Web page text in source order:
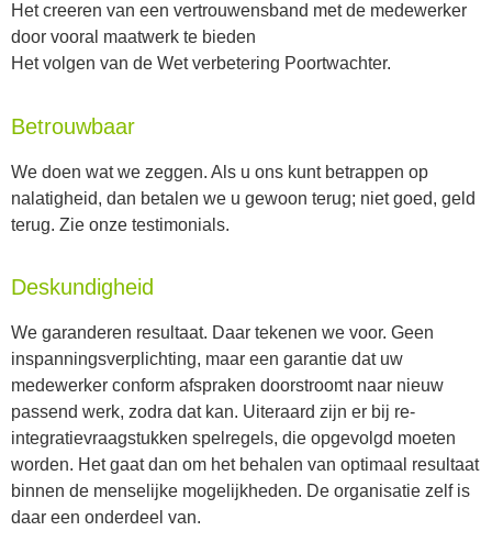
Het creeren van een vertrouwensband met de medewerker
door vooral maatwerk te bieden
Het volgen van de Wet verbetering Poortwachter.
Betrouwbaar
We doen wat we zeggen. Als u ons kunt betrappen op
nalatigheid, dan betalen we u gewoon terug; niet goed, geld
terug. Zie onze testimonials.
Deskundigheid
We garanderen resultaat. Daar tekenen we voor. Geen
inspanningsverplichting, maar een garantie dat uw
medewerker conform afspraken doorstroomt naar nieuw
passend werk, zodra dat kan. Uiteraard zijn er bij re-
integratievraagstukken spelregels, die opgevolgd moeten
worden. Het gaat dan om het behalen van optimaal resultaat
binnen de menselijke mogelijkheden. De organisatie zelf is
daar een onderdeel van.